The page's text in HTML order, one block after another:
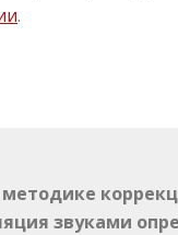
.
звуками